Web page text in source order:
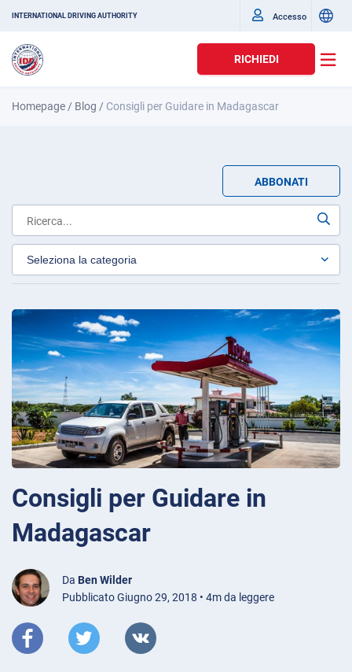
INTERNATIONAL DRIVING AUTHORITY Accesso
RICHIEDI
Homepage / Blog / Consigli per Guidare in Madagascar
ABBONATI
Consigli per Guidare in
Madagascar
Da Ben Wilder
Pubblicato Giugno 29, 2018 • 4m da leggere